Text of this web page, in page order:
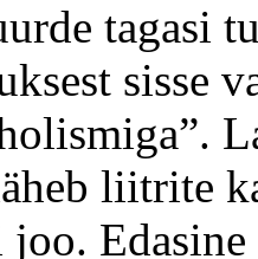
tagasi
sisse
liitrite